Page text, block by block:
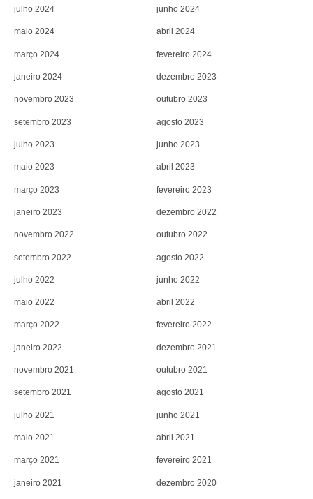
julho 2024 junho 2024
maio 2024 abril 2024
março 2024 fevereiro 2024
janeiro 2024 dezembro 2023
novembro 2023 outubro 2023
setembro 2023 agosto 2023
julho 2023 junho 2023
maio 2023 abril 2023
março 2023 fevereiro 2023
janeiro 2023 dezembro 2022
novembro 2022 outubro 2022
setembro 2022 agosto 2022
julho 2022 junho 2022
maio 2022 abril 2022
março 2022 fevereiro 2022
janeiro 2022 dezembro 2021
novembro 2021 outubro 2021
setembro 2021 agosto 2021
julho 2021 junho 2021
maio 2021 abril 2021
março 2021 fevereiro 2021
janeiro 2021 dezembro 2020